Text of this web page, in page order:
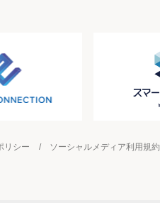
リシー ソーシャルメディア利用規約